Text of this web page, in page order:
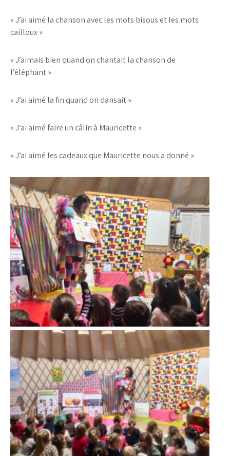
« J’ai aimé la chanson avec les mots bisous et les mots
cailloux »
« J’aimais bien quand on chantait la chanson de
l’éléphant »
« J’ai aimé la fin quand on dansait »
« J’ai aimé faire un câlin à Mauricette »
« J’ai aimé les cadeaux que Mauricette nous a donné »